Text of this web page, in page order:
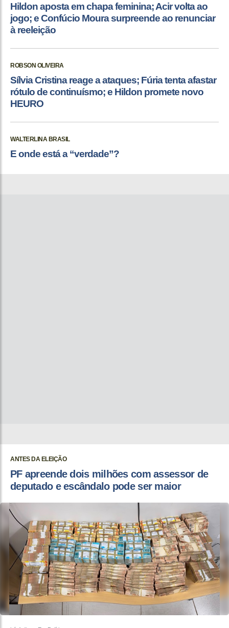
Hildon aposta em chapa feminina; Acir volta ao
jogo; e Confúcio Moura surpreende ao renunciar
à reeleição
ROBSON OLIVEIRA
Sílvia Cristina reage a ataques; Fúria tenta afastar
rótulo de continuísmo; e Hildon promete novo
HEURO
WALTERLINA BRASIL
E onde está a “verdade”?
ANTES DA ELEIÇÃO
PF apreende dois milhões com assessor de
deputado e escândalo pode ser maior